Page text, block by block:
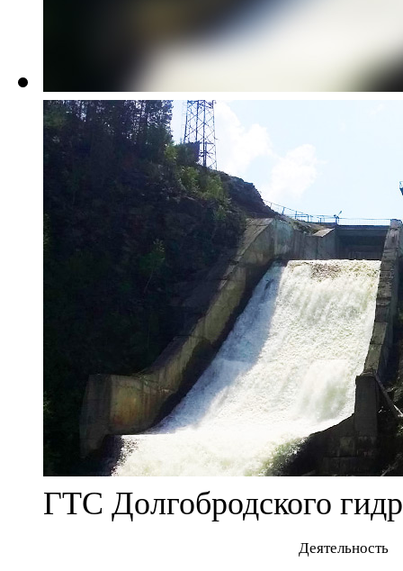
ГТС Долгобродского
Деятельность